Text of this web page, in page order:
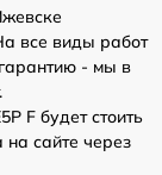
все виды работ
- мы в
F будет стоить
сайте через